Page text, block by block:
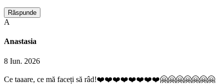
Răspunde
A
Anastasia
8 Iun. 2026
Ce taaare, ce mă faceți să râd!❤️❤️❤️❤️❤️❤️❤️❤️🤗🤗🤗🤗🤗🤗🤗